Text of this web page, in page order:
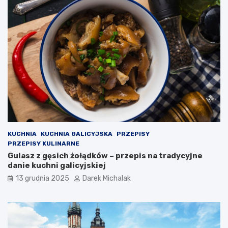
e
o
ś
ć
w
P
o
s
c
KUCHNIA KUCHNIA GALICYJSKA
PRZEPISY
PRZEPISY KULINARNE
Gulasz z gęsich żołądków – przepis na tradycyjne
danie kuchni galicyjskiej
13 grudnia 2025 Darek Michalak